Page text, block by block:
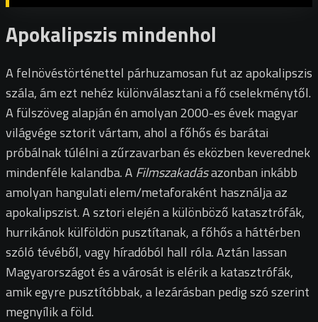
Apokalipszis mindenhol
A felnövéstörténettel párhuzamosan fut az apokalipszis
szála, ám ezt nehéz különválasztani a fő cselekménytől.
A fülszöveg alapján én amolyan 2000-es évek magyar
világvége sztorit vártam, ahol a főhős és barátai
próbálnak túlélni a zűrzavarban és eközben keverednek
mindenféle kalandba. AFilmszakadásazonban inkább
amolyan hangulati elem/metaforaként használja az
apokalipszist. A sztori elején a különböző katasztrófák,
hurrikánok külföldön pusztítanak, a főhős a háttérben
szóló tévéből, vagy híradóból hall róla. Aztán lassan
Magyarországot és a városát is elérik a katasztrófák,
amik egyre pusztítóbbak, a lezárásban pedig szó szerint
megnyílik a föld.